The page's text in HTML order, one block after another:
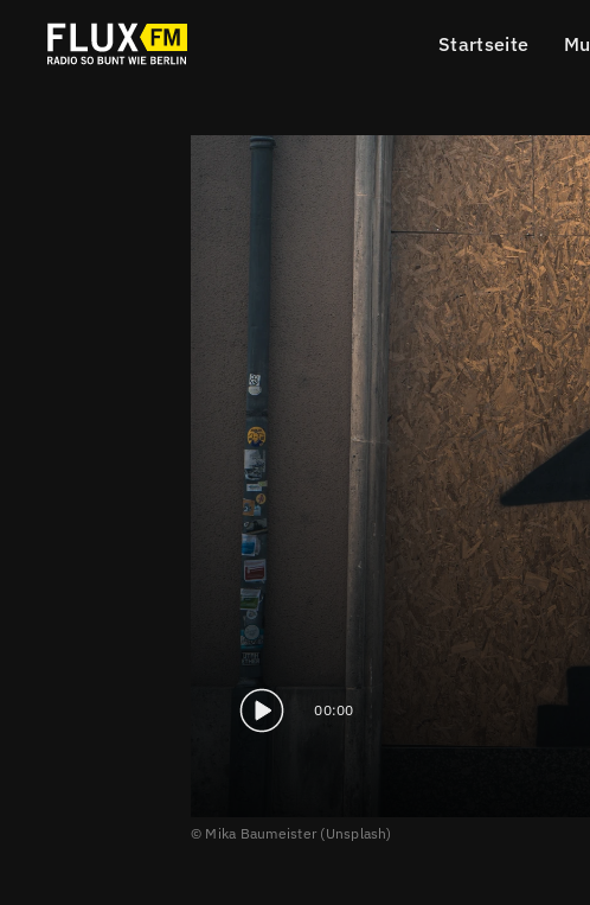
Startseite
00:00
© Mika Baumeister (Unsplash)